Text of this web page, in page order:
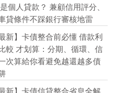
個人貸款？ 兼顧信用評分、
貸條件不踩銀行審核地雷
最新】卡債整合前必懂 借款利
較 才划算：分期、循環、信
次算給你看避免越還越多債